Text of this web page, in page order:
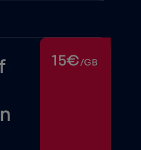
15€/GB